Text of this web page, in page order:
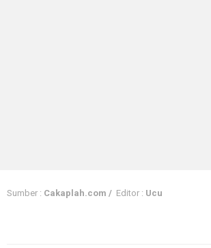
Sumber : Cakaplah.com / Editor : Ucu